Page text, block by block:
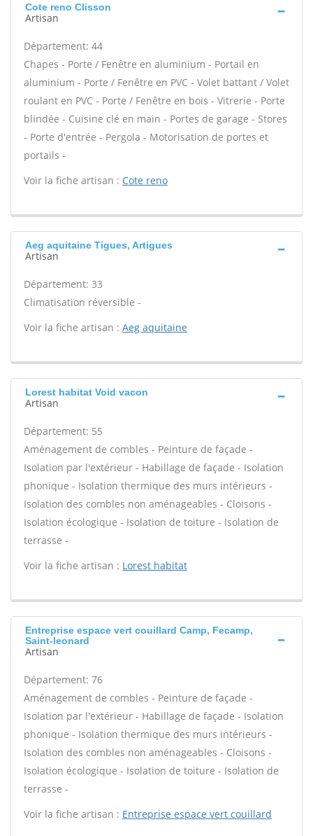
Cote reno Clisson
Artisan
Département: 44
Chapes - Porte / Fenêtre en aluminium - Portail en
aluminium - Porte / Fenêtre en PVC - Volet battant / Volet
roulant en PVC - Porte / Fenêtre en bois - Vitrerie - Porte
blindée - Cuisine clé en main - Portes de garage - Stores
- Porte d'entrée - Pergola - Motorisation de portes et
portails -
Voir la fiche artisan : Cote reno
Aeg aquitaine Tigues, Artigues
Artisan
Département: 33
Climatisation réversible -
Voir la fiche artisan : Aeg aquitaine
Lorest habitat Void vacon
Artisan
Département: 55
Aménagement de combles - Peinture de façade -
Isolation par l'extérieur - Habillage de façade - Isolation
phonique - Isolation thermique des murs intérieurs -
Isolation des combles non aménageables - Cloisons -
Isolation écologique - Isolation de toiture - Isolation de
terrasse -
Voir la fiche artisan : Lorest habitat
Entreprise espace vert couillard Camp, Fecamp,
Saint-leonard
Artisan
Département: 76
Aménagement de combles - Peinture de façade -
Isolation par l'extérieur - Habillage de façade - Isolation
phonique - Isolation thermique des murs intérieurs -
Isolation des combles non aménageables - Cloisons -
Isolation écologique - Isolation de toiture - Isolation de
terrasse -
Voir la fiche artisan : Entreprise espace vert couillard